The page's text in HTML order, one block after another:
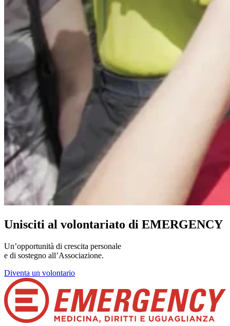
Unisciti al volontariato di EMERGENCY
Un’opportunità di crescita personale
e di sostegno all’Associazione.
Diventa un volontario